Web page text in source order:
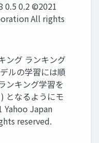
0.5 0.2 ©2021
All rights
ング ランキング
ルの学習には順
ンキング学習を
となるようにモ
Yahoo Japan
reserved.